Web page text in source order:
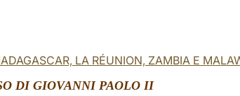
LA RÉUNION, ZAMBIA E
DI GIOVANNI PAOLO II